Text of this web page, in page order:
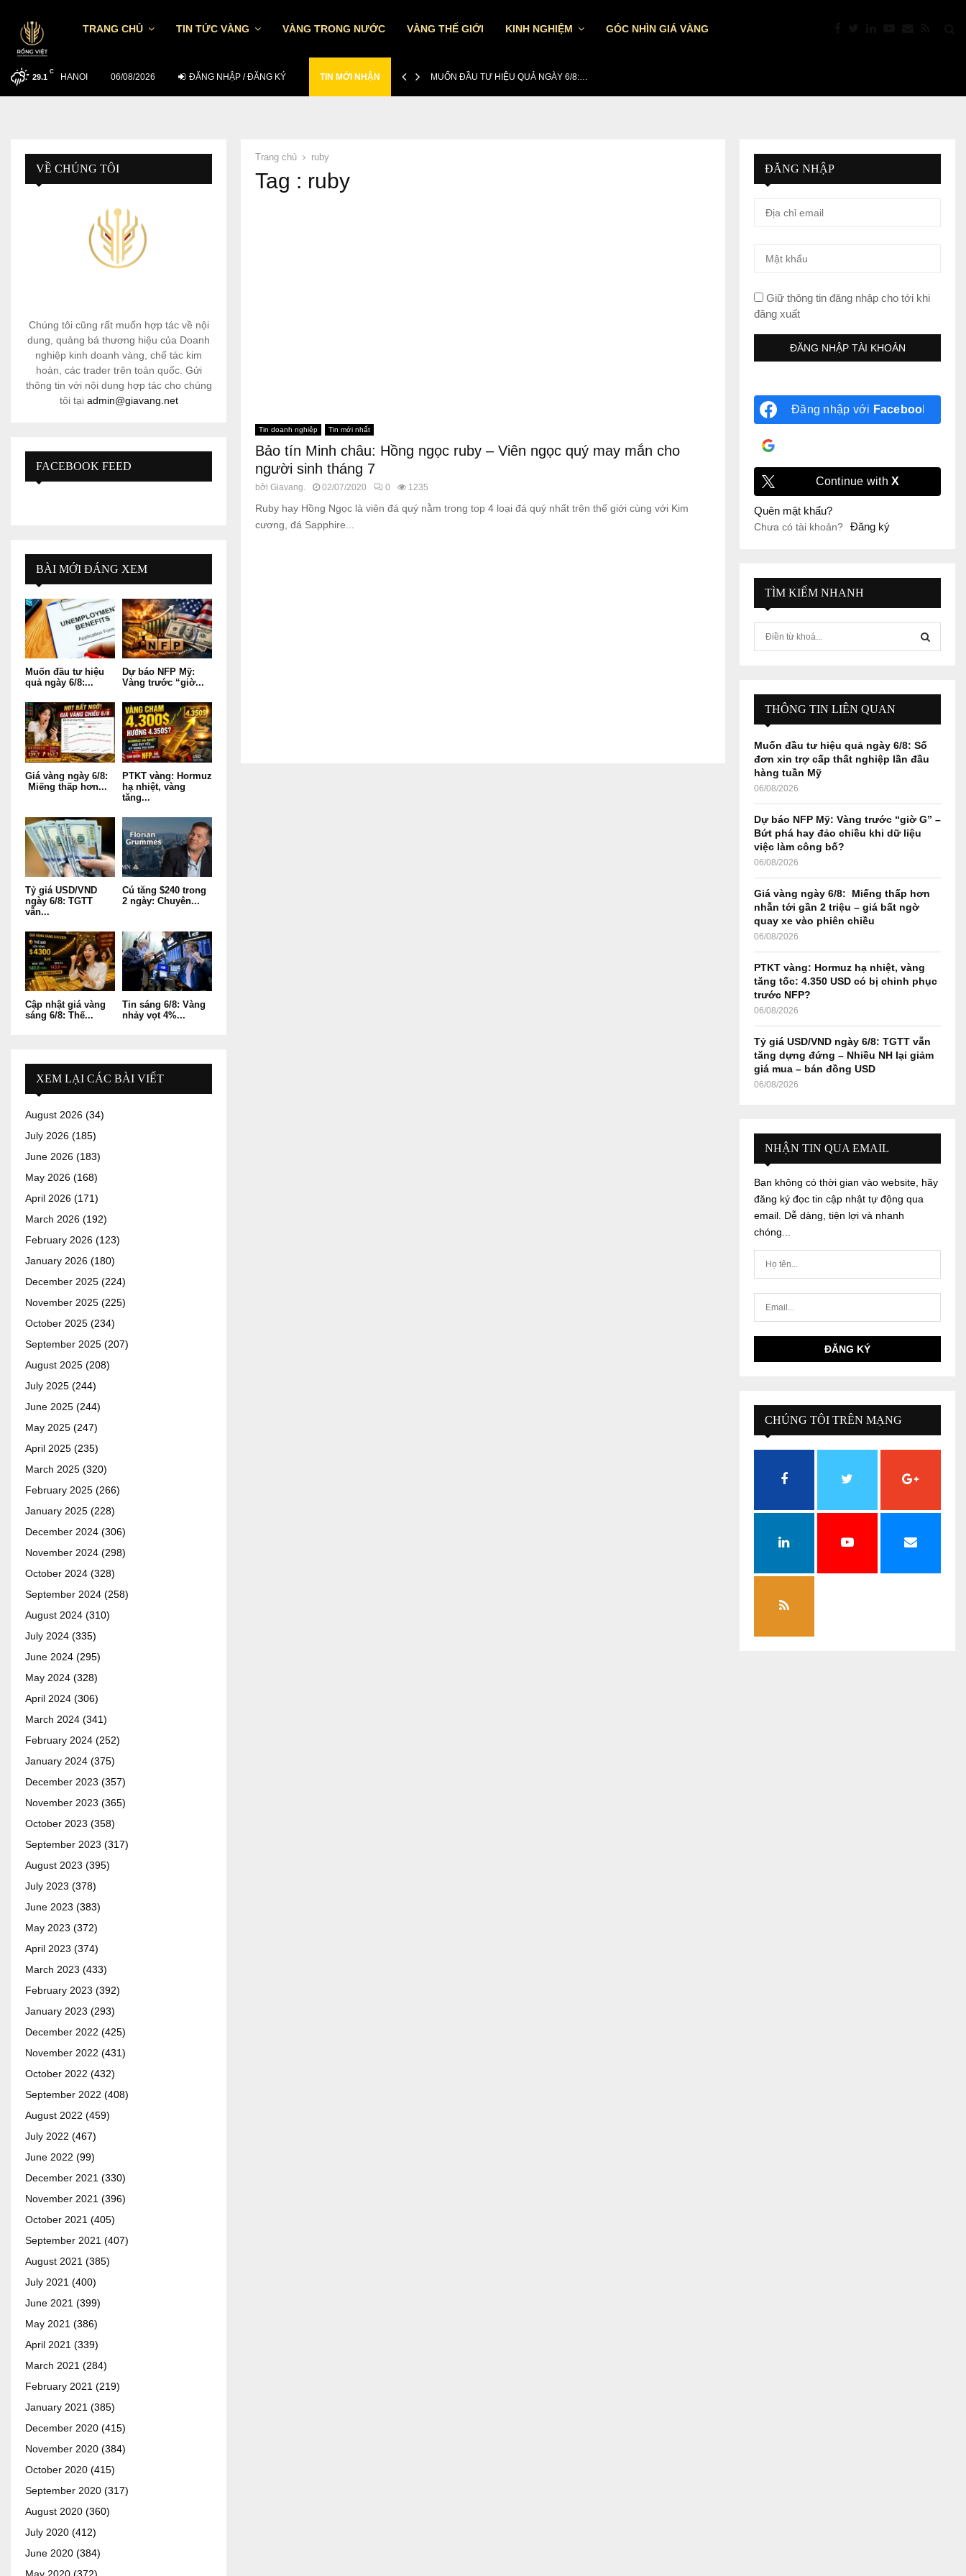
TRANG CHỦ TIN TỨC VÀNG VÀNG TRONG NƯỚC VÀNG THẾ GIỚI KINH NGHIỆM GÓC NHÌN GIÁ VÀNG
29.1
C
HANOI 06/08/2026 ĐĂNG NHẬP / ĐĂNG KÝ TIN MỚI NHẬN
MUỐN ĐẦU TƯ HIỆU QUẢ NGÀY 5/8… MUỐN ĐẦU TƯ HIỆU QUẢ NGÀY 6/8:…
Trang chủ ruby
Tag : ruby
Tin doanh nghiệp Tin mới nhất
Bảo tín Minh châu: Hồng ngọc ruby – Viên ngọc quý may mắn cho
người sinh tháng 7
bởi Giavang. 02/07/2020 0 1235
Ruby hay Hồng Ngọc là viên đá quý nằm trong top 4 loại đá quý nhất trên thế giới cùng với Kim
cương, đá Sapphire...
VỀ CHÚNG TÔI
Chúng tôi cũng rất muốn hợp tác về nội
dung, quảng bá thương hiệu của Doanh
nghiệp kinh doanh vàng, chế tác kim
hoàn, các trader trên toàn quốc. Gửi
thông tin với nội dung hợp tác cho chúng
tôi tại admin@giavang.net
FACEBOOK FEED
BÀI MỚI ĐÁNG XEM
Muốn đầu tư hiệu
quả ngày 6/8:...
Dự báo NFP Mỹ:
Vàng trước “giờ...
Giá vàng ngày 6/8:
Miếng thấp hơn...
PTKT vàng: Hormuz
hạ nhiệt, vàng
tăng...
Tỷ giá USD/VND
ngày 6/8: TGTT
vẫn...
Cú tăng $240 trong
2 ngày: Chuyên...
Cập nhật giá vàng
sáng 6/8: Thế...
Tin sáng 6/8: Vàng
nhảy vọt 4%...
XEM LẠI CÁC BÀI VIẾT
August 2026 (34)
July 2026 (185)
June 2026 (183)
May 2026 (168)
April 2026 (171)
March 2026 (192)
February 2026 (123)
January 2026 (180)
December 2025 (224)
November 2025 (225)
October 2025 (234)
September 2025 (207)
August 2025 (208)
July 2025 (244)
June 2025 (244)
May 2025 (247)
April 2025 (235)
March 2025 (320)
February 2025 (266)
January 2025 (228)
December 2024 (306)
November 2024 (298)
October 2024 (328)
September 2024 (258)
August 2024 (310)
July 2024 (335)
June 2024 (295)
May 2024 (328)
April 2024 (306)
March 2024 (341)
February 2024 (252)
January 2024 (375)
December 2023 (357)
November 2023 (365)
October 2023 (358)
September 2023 (317)
August 2023 (395)
July 2023 (378)
June 2023 (383)
May 2023 (372)
April 2023 (374)
March 2023 (433)
February 2023 (392)
January 2023 (293)
December 2022 (425)
November 2022 (431)
October 2022 (432)
September 2022 (408)
August 2022 (459)
July 2022 (467)
June 2022 (99)
December 2021 (330)
November 2021 (396)
October 2021 (405)
September 2021 (407)
August 2021 (385)
July 2021 (400)
June 2021 (399)
May 2021 (386)
April 2021 (339)
March 2021 (284)
February 2021 (219)
January 2021 (385)
December 2020 (415)
November 2020 (384)
October 2020 (415)
September 2020 (317)
August 2020 (360)
July 2020 (412)
June 2020 (384)
ĐĂNG NHẬP
Giữ thông tin đăng nhập cho tới khi
đăng xuất
Đăng nhập với Facebook
Continue withX
Quên mật khẩu?
Chưa có tài khoản? Đăng ký
TÌM KIẾM NHANH
r
:
E
A
R
THÔNG TIN LIÊN QUAN
Muốn đầu tư hiệu quả ngày 6/8: Số
đơn xin trợ cấp thất nghiệp lần đầu
hàng tuần Mỹ
06/08/2026
Dự báo NFP Mỹ: Vàng trước “giờ G” –
Bứt phá hay đảo chiều khi dữ liệu
việc làm công bố?
06/08/2026
Giá vàng ngày 6/8: Miếng thấp hơn
nhẫn tới gần 2 triệu – giá bất ngờ
quay xe vào phiên chiều
06/08/2026
PTKT vàng: Hormuz hạ nhiệt, vàng
tăng tốc: 4.350 USD có bị chinh phục
trước NFP?
06/08/2026
Tỷ giá USD/VND ngày 6/8: TGTT vẫn
tăng dựng đứng – Nhiều NH lại giảm
giá mua – bán đồng USD
06/08/2026
NHẬN TIN QUA EMAIL
Bạn không có thời gian vào website, hãy
đăng ký đọc tin cập nhật tự động qua
email. Dễ dàng, tiện lợi và nhanh
chóng...
CHÚNG TÔI TRÊN MẠNG
XÃ HỘI